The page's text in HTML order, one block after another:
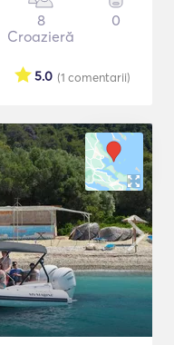
8
Croazieră
0
(1 comentarii)
5.0